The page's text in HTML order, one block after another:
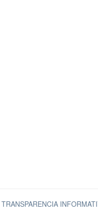
TRANSPARENCIA